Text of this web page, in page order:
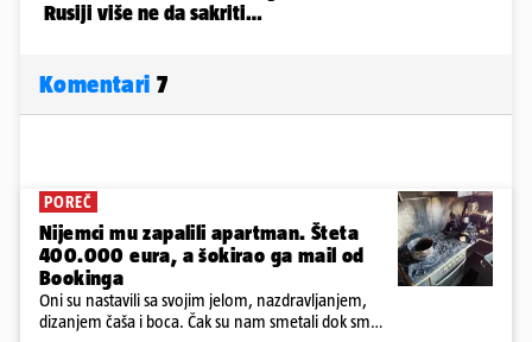
Komentari 7
POREČ
Nijemci mu zapalili apartman. Šteta
400.000 eura, a šokirao ga mail od
Bookinga
Oni su nastavili sa svojim jelom, nazdravljanjem,
dizanjem čaša i boca. Čak su nam smetali dok smo